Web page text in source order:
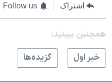
اشتراک Follow us
همچنبن ببینید:
خبر اول
گزيده‌ها